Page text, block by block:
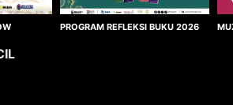
PROGRAM REFLEKSI BUKU 2026